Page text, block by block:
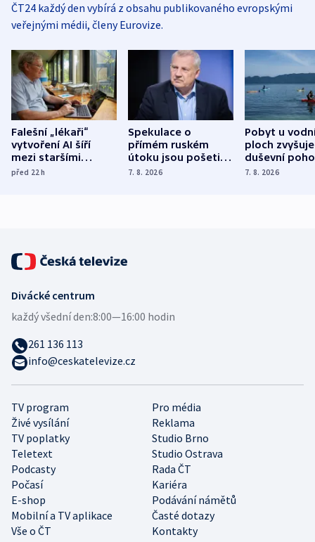
ČT24 každý den vybírá z obsahu publikovaného evropskými
veřejnými médii, členy Eurovize.
Falešní „lékaři“
vytvoření AI šíří
mezi staršími
Poláky nebezpečné
před 22h
Spekulace o
přímém ruském
útoku jsou pošetilé,
míní estonský
7. 8. 2026
Pobyt u
ploch zvyšuje
duševní
ukázala
7. 8. 2026
TV program
Pro média
Živé vysílání
Reklama
TV poplatky
Studio Brno
Teletext
Studio Ostrava
Podcasty
Rada ČT
Počasí
Kariéra
E-shop
Podávání námětů
Mobilní a TV aplikace
Časté dotazy
Vše o ČT
Kontakty
Divácké centrum
každý všední den:8:00—16:00 hodin
261 136 113
info@ceskatelevize.cz